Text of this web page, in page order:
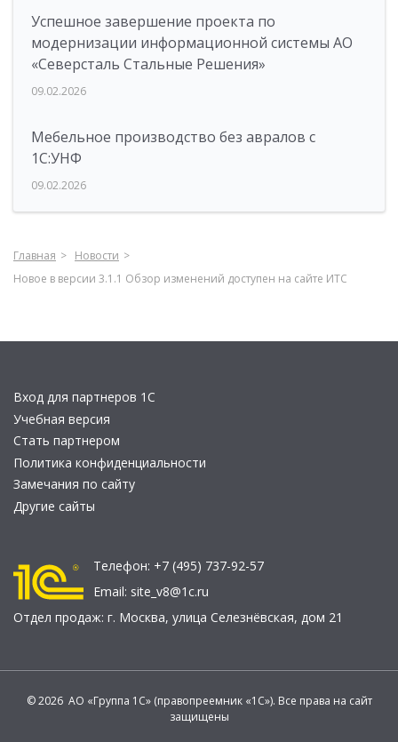
Успешное завершение проекта по
модернизации информационной системы АО
«Северсталь Стальные Решения»
09.02.2026
Мебельное производство без авралов с
1С:УНФ
09.02.2026
Главная
Новости
Новое в версии 3.1.1 Обзор изменений доступен на сайте ИТС
Вход для партнеров 1С
Учебная версия
Стать партнером
Политика конфиденциальности
Замечания по сайту
Другие сайты
Телефон: +7 (495) 737-92-57
Email: site_v8@1c.ru
Отдел продаж: г. Москва, улица Селезнёвская, дом 21
© 2026 АО «Группа 1С» (правопреемник «1С»). Все права на сайт
защищены